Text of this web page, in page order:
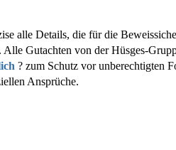
alle Details, die für die
Gutachten von der Hüsges-
? zum Schutz vor unberechtigten
Ansprüche.